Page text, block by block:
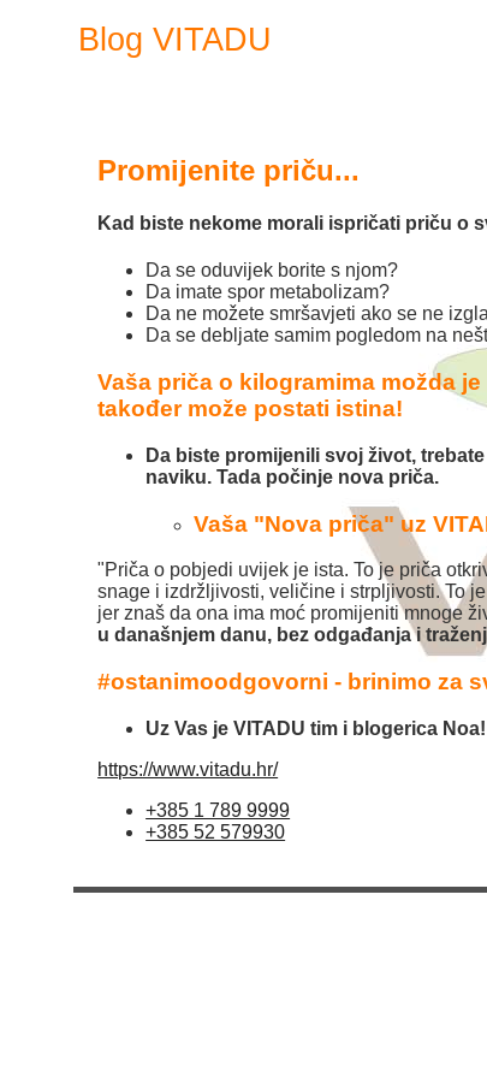
Blog VITADU
Promijenite priču...
Kad biste nekome morali ispričati priču o
Da se oduvijek borite s njom?
Da imate spor metabolizam?
Da ne možete smršavjeti ako se ne
Da se debljate samim pogledom na
Vaša priča o kilogramima možda
također može postati istina!
Da biste promijenili svoj život,
naviku. Tada počinje nova priča.
Vaša "Nova priča" uz
"Priča o pobjedi uvijek je ista. To je priča
snage i izdržljivosti, veličine i strpljivosti. To
jer znaš da ona ima moć promijeniti mnoge
u današnjem danu, bez odgađanja i
#ostanimoodgovorni - brinimo za
Uz Vas je VITADU tim i blogerica Noa!
https://www.vitadu.hr/
+385 1 789 9999
+385 52 579930